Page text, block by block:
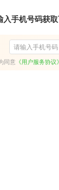
入手机号码获
同意《用户服务协议》